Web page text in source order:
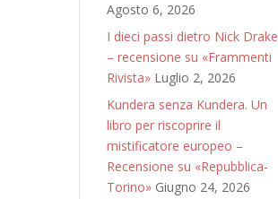
Agosto 6, 2026
I dieci passi dietro Nick Drake
– recensione su «Frammenti
Rivista» Luglio 2, 2026
Kundera senza Kundera. Un
libro per riscoprire il
mistificatore europeo –
Recensione su «Repubblica-
Torino» Giugno 24, 2026